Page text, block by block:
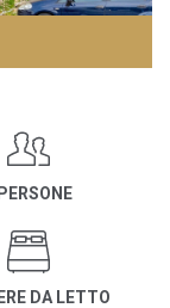
DA LETTO